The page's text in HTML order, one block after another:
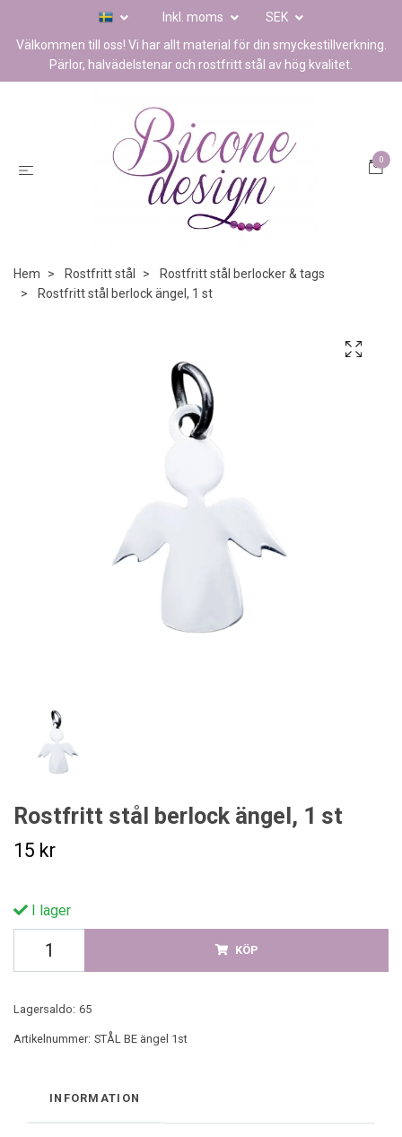
Inkl. moms
SEK
Välkommen till oss! Vi har allt material för din smyckestillverkning.
Pärlor, halvädelstenar och rostfritt stål av hög kvalitet.
0
Hem Rostfritt stål
Rostfritt stål berlocker & tags
Rostfritt stål berlock ängel, 1 st
Rostfritt stål berlock ängel, 1 st
15 kr
I lager
KÖP
Lagersaldo: 65
Artikelnummer: STÅL BE ängel 1st
INFORMATION